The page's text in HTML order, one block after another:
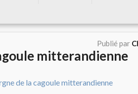
Publié par
mitterandienne